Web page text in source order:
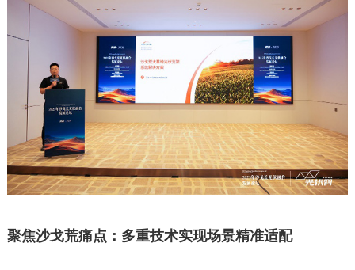
聚焦沙戈荒痛点：多重技术实现场景精准适配